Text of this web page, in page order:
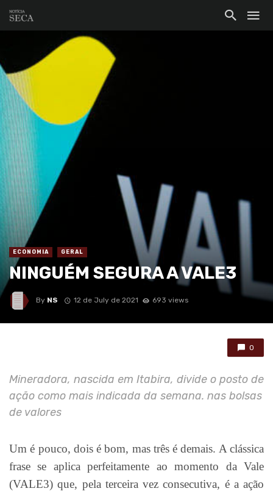
ECONOMIA GERAL
NINGUÉM SEGURA A VALE3
By NS 12 de July de 2021 693 views
0
Mineradora, nascida em Itabira, divide o posto de
ação como mais indicada da semana. nas bolsas
de valores
Um é pouco, dois é bom, mas três é demais. A clássica
frase se aplica perfeitamente ao momento da Vale
(VALE3) que, pela terceira vez consecutiva, é a ação